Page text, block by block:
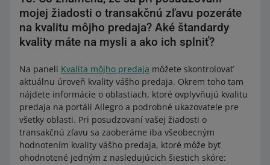
mojej žiadosti o transakčnú zľavu pozeráte
na kvalitu môjho predaja? Aké štandardy
kvality máte na mysli a ako ich splniť?
Na paneli Kvalita môjho predaja môžete skontrolovať
aktuálnu úroveň kvality vášho predaja. Okrem toho tam
nájdete informácie o oblastiach, ktoré ovplyvňujú kvalitu
predaja na portáli Allegro a podrobné ukazovatele pre
všetky oblasti. Pri posudzovaní vašej žiadosti o
transakčnú zľavu sa zaoberáme iba všeobecným
hodnotením kvality vášho predaja, ktoré môže byť
ohodnotené jedným z nasledujúcich šiestich skóre: